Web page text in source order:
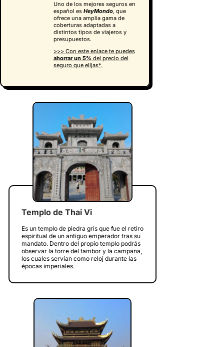
Uno de los mejores seguros en
español es HeyMondo, que
ofrece una amplia gama de
coberturas adaptadas a
distintos tipos de viajeros y
presupuestos.
>>> Con este enlace te puedes
ahorrar un 5%del precio del
seguro que elijas*.
Templo de Thai Vi
Es un templo de piedra gris que fue el retiro
espiritual de un antiguo emperador tras su
mandato. Dentro del propio templo podrás
observar la torre del tambor y la campana,
los cuales servían como reloj durante las
épocas imperiales.